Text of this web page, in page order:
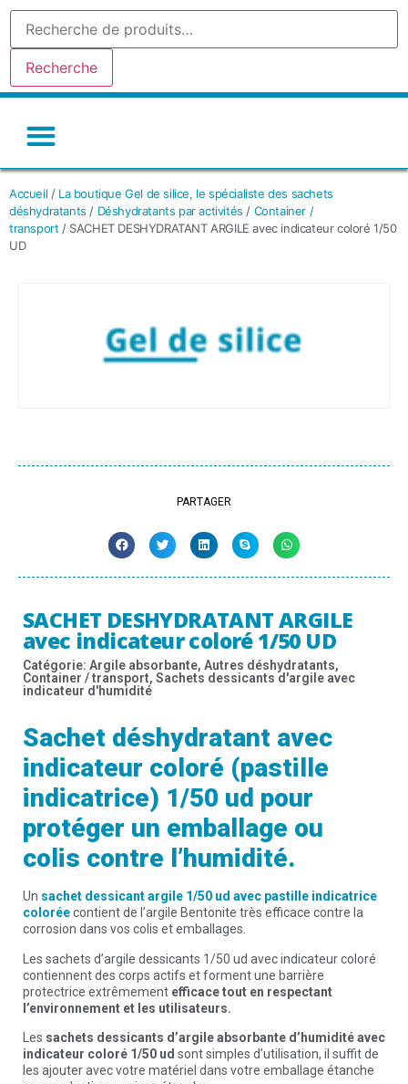
Recherche
Accueil / La boutique Gel de silice, le spécialiste des sachets
déshydratants / Déshydratants par activités / Container /
transport / SACHET DESHYDRATANT ARGILE avec indicateur coloré 1/50
UD
PARTAGER
SACHET DESHYDRATANT ARGILE
avec indicateur coloré 1/50 UD
Catégorie: Argile absorbante, Autres déshydratants,
Container / transport, Sachets dessicants d'argile avec
indicateur d'humidité
Sachet déshydratant avec
indicateur coloré (pastille
indicatrice) 1/50 ud pour
protéger un emballage ou
colis contre l’humidité.
Un sachet dessicant argile 1/50 ud avec pastille indicatrice
coloréecontient de l’argile Bentonite très efficace contre la
corrosion dans vos colis et emballages.
Les sachets d’argile dessicants 1/50 ud avec indicateur coloré
contiennent des corps actifs et forment une barrière
protectrice extrêmement efficace tout en respectant
l’environnement et les utilisateurs.
Les sachets dessicants d’argile absorbante d’humidité avec
indicateur coloré 1/50 ud sont simples d’utilisation, il suffit de
les ajouter avec votre matériel dans votre emballage étanche